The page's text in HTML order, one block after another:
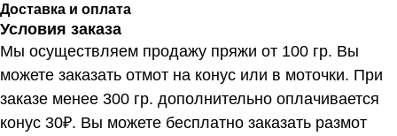
Доставка и оплата
Условия заказа
Мы осуществляем продажу пряжи от 100 гр. Вы
можете заказать отмот на конус или в моточки. При
заказе менее 300 гр. дополнительно оплачивается
конус 30₽. Вы можете бесплатно заказать размот